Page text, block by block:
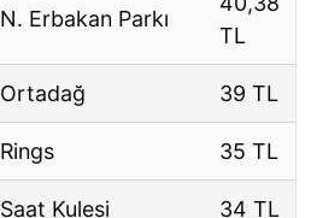
N. Erbakan Parkı
TL
Ortadağ 39 TL
Rings 35 TL
Saat Kulesi 34 TL